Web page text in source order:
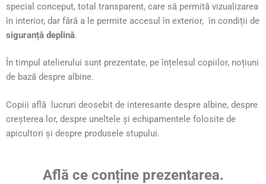
special conceput, total transparent, care să permită vizualizarea
în interior, dar fără a le permite accesul în exterior, în condiții de
siguranță deplină.
În timpul atelierului sunt prezentate, pe înțelesul copiilor, noțiuni
de bază despre albine.
Copiii află lucruri deosebit de interesante despre albine, despre
creșterea lor, despre uneltele și echipamentele folosite de
apicultori și despre produsele stupului.
Află ce conține prezentarea.